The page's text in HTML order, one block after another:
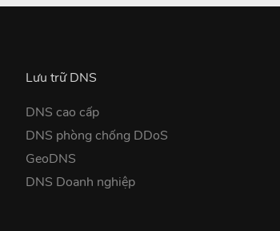
Lưu trữ DNS
DNS cao cấp
DNS phòng chống DDoS
GeoDNS
DNS Doanh nghiệp